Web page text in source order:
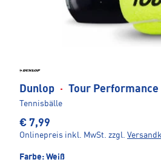
Dunlop · Tour Performance
Tennisbälle
€ 7,99
Onlinepreis inkl. MwSt. zzgl.
Farbe: Weiß